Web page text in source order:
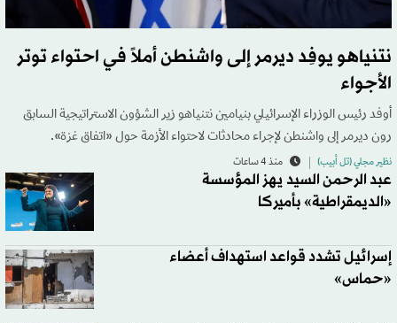
نتنياهو يوفِد ديرمر إلى واشنطن أملاً في احتواء توتر
الأجواء
أوفد رئيس الوزراء الإسرائيلي بنيامين نتنياهو زير الشؤون الاستراتيجية السابق
رون ديرمر إلى واشنطن لإجراء محادثات لاحتواء الأزمة حول «اتفاق غزة».
نظير مجلي (تل أبيب) منذ 4 ساعات
عبد الرحمن السيد يهز المؤسسة
«الديمقراطية» بأميركا
إسرائيل تشدد قواعد استهداف أعضاء
«حماس»